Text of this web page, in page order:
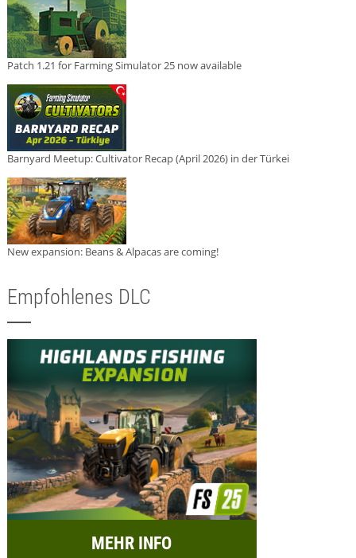
Patch 1.21 for Farming Simulator 25 now available
Barnyard Meetup: Cultivator Recap (April 2026) in der Türkei
New expansion: Beans & Alpacas are coming!
Empfohlenes DLC
MEHR INFO